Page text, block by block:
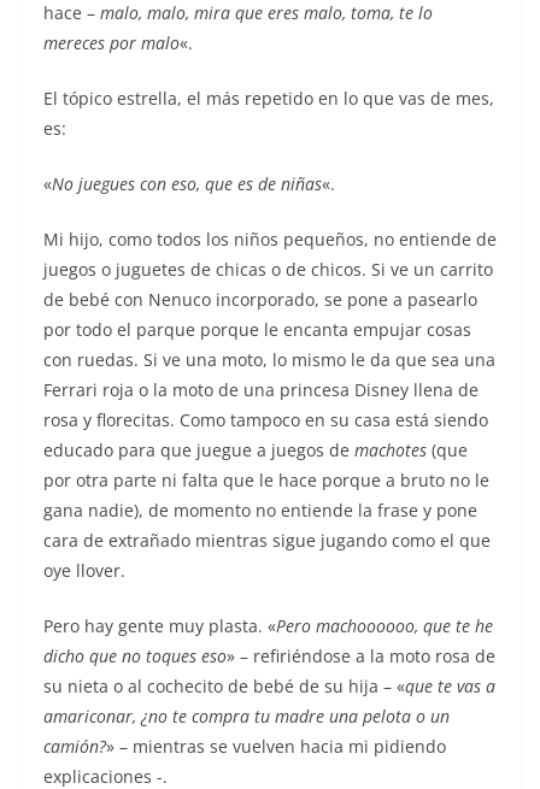
hace – malo, malo, mira que eres malo, toma, te lo
mereces por malo«.
El tópico estrella, el más repetido en lo que vas de mes,
es:
«No juegues con eso, que es de niñas«.
Mi hijo, como todos los niños pequeños, no entiende de
juegos o juguetes de chicas o de chicos. Si ve un carrito
de bebé con Nenuco incorporado, se pone a pasearlo
por todo el parque porque le encanta empujar cosas
con ruedas. Si ve una moto, lo mismo le da que sea una
Ferrari roja o la moto de una princesa Disney llena de
rosa y florecitas. Como tampoco en su casa está siendo
educado para que juegue a juegos de machotes (que
por otra parte ni falta que le hace porque a bruto no le
gana nadie), de momento no entiende la frase y pone
cara de extrañado mientras sigue jugando como el que
oye llover.
Pero hay gente muy plasta. «Pero machoooooo, que te he
dicho que no toques eso» – refiriéndose a la moto rosa de
su nieta o al cochecito de bebé de su hija – «que te vas a
amariconar, ¿no te compra tu madre una pelota o un
camión?» – mientras se vuelven hacia mi pidiendo
explicaciones -.